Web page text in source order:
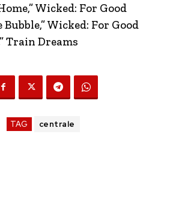
Wicked: For Good
Wicked: For Good
Train Dreams
TAG centrale